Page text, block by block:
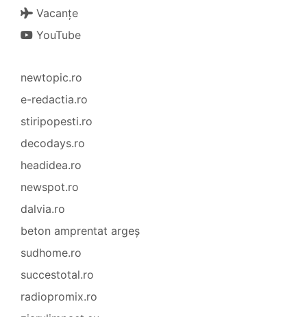
Vacanțe
YouTube
newtopic.ro
e-redactia.ro
stiripopesti.ro
decodays.ro
headidea.ro
newspot.ro
dalvia.ro
beton amprentat argeș
sudhome.ro
succestotal.ro
radiopromix.ro